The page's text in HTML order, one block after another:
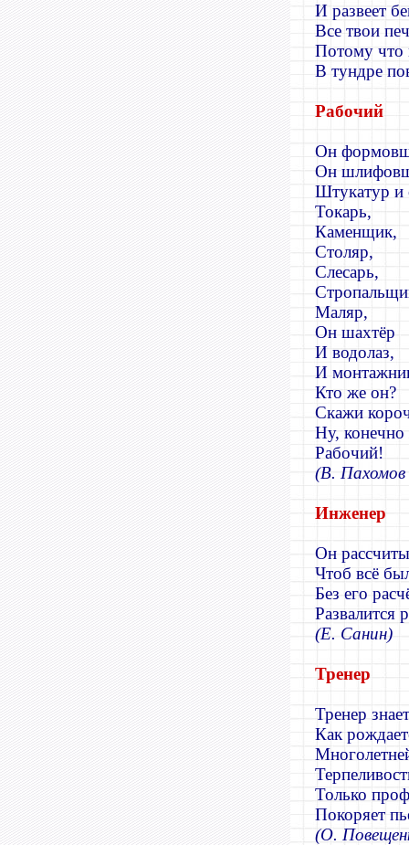
И развеет
Все твои
Потому что
В тундре
Рабочий
Он
Он
Штукатур и
Токарь,
Каменщик,
Столяр,
Слесарь,
Маляр,
Он шахтёр
И водолаз,
И
Кто же он?
Скажи
Ну,
Рабочий!
(В. Пахомов
Инженер
Он
Чтоб всё
Без его
Развалится
(Е. Санин)
Тренер
Тренер
Как
Только
Покоряет
(О.